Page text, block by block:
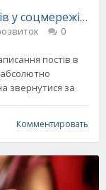
у соцмережі від
0
постів в
абсолютно
звернутися за
Комментировать